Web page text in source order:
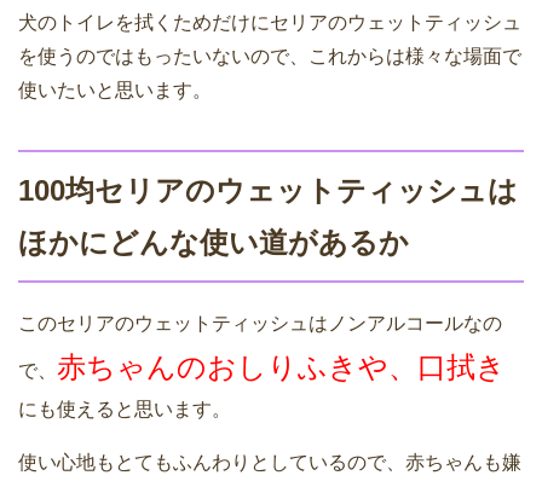
犬のトイレを拭くためだけにセリアのウェットティッシュ
を使うのではもったいないので、これからは様々な場面で
使いたいと思います。
100均セリアのウェットティッシュは
ほかにどんな使い道があるか
このセリアのウェットティッシュはノンアルコールなの
で、 赤ちゃんのおしりふきや、口拭き
にも使えると思います。
使い心地もとてもふんわりとしているので、赤ちゃんも嫌